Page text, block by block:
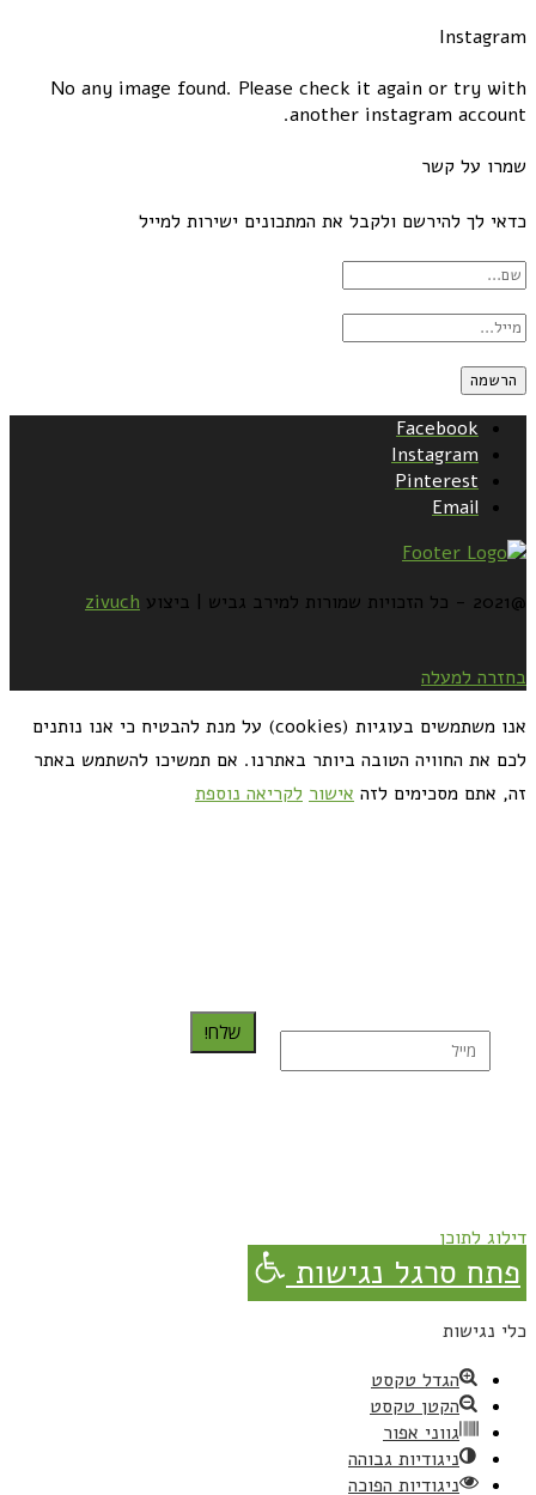
Instagram
No any image found. Please check it again or try with
another instagram account.
שמרו על קשר
כדאי לך להירשם ולקבל את המתכונים ישירות למייל
Facebook
Instagram
Pinterest
Email
@2021 - כל הזכויות שמורות למירב גביש | ביצוע zivuch
בחזרה למעלה
אנו משתמשים בעוגיות (cookies) על מנת להבטיח כי אנו נותנים
לכם את החוויה הטובה ביותר באתרנו. אם תמשיכו להשתמש באתר
זה, אתם מסכימים לזה אישור לקריאה נוספת
שלח!
דילוג לתוכן
פתח סרגל נגישות
כלי נגישות
הגדל טקסט
הקטן טקסט
גווני אפור
ניגודיות גבוהה
ניגודיות הפוכה